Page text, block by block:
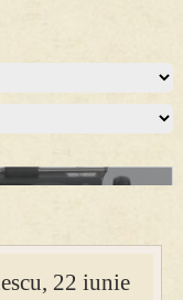
controversatele
22 iunie